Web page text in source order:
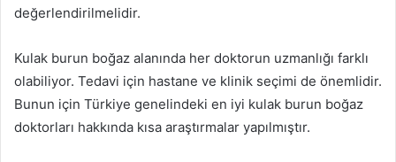
değerlendirilmelidir.
Kulak burun boğaz alanında her doktorun uzmanlığı farklı
olabiliyor. Tedavi için hastane ve klinik seçimi de önemlidir.
Bunun için Türkiye genelindeki en iyi kulak burun boğaz
doktorları hakkında kısa araştırmalar yapılmıştır.